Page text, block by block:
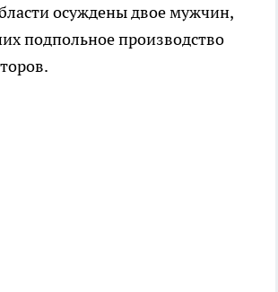
осуждены двое мужчин,
подпольное производство